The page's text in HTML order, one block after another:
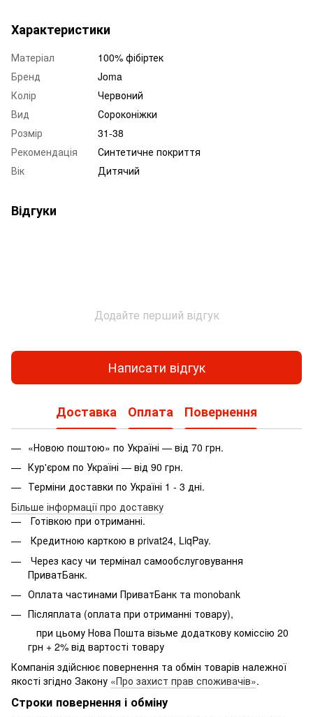
Характеристики
Матеріал
100% фібіртек
Бренд
Joma
Колір
Червоний
Вид
Сороконіжки
Розмір
31-38
Рекомендація
Синтетичне покриття
Вік
Дитячий
Відгуки
Додайте перший відгук
Написати відгук
Доставка Оплата Повернення
«Новою поштою» по Україні — від 70 грн.
Кур'єром по Україні — від 90 грн.
Терміни доставки по Україні 1 - 3 дні.
Більше інформації про доставку
Готівкою при отриманні.
Кредитною карткою в privat24, LiqPay.
Через касу чи термінал самообслуговування
ПриватБанк.
Оплата частинами ПриватБанк та monobank
Післяплата (оплата при отриманні товару),
при цьому Нова Пошта візьме додаткову коміссію 20
грн + 2% від вартості товару
Компанія здійснює повернення та обмін товарів належної
якості згідно Закону «Про захист прав споживачів».
Строки повернення і обміну